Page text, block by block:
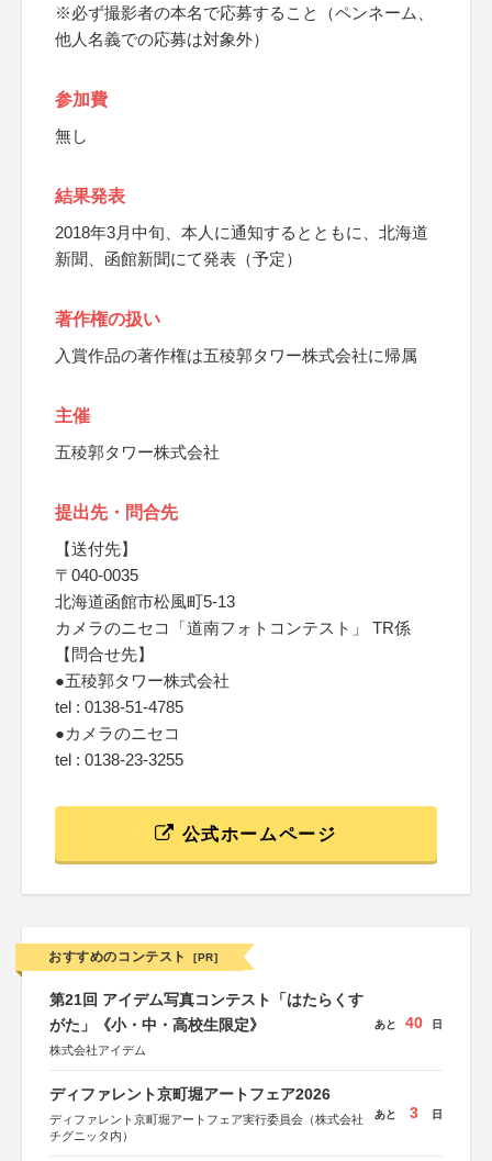
※必ず撮影者の本名で応募すること（ペンネーム、
他人名義での応募は対象外）
参加費
無し
結果発表
2018年3月中旬、本人に通知するとともに、北海道
新聞、函館新聞にて発表（予定）
著作権の扱い
入賞作品の著作権は五稜郭タワー株式会社に帰属
主催
五稜郭タワー株式会社
提出先・問合先
【送付先】
〒040-0035
北海道函館市松風町5-13
カメラのニセコ「道南フォトコンテスト」 TR係
【問合せ先】
●五稜郭タワー株式会社
tel : 0138-51-4785
●カメラのニセコ
tel : 0138-23-3255
公式ホームページ
おすすめのコンテスト [PR]
第21回 アイデム写真コンテスト「はたらくす
がた」《小・中・高校生限定》
株式会社アイデム
あと 40 日
ディファレント京町堀アートフェア2026
ディファレント京町堀アートフェア実行委員会（株式会社
チグニッタ内）
あと 3 日